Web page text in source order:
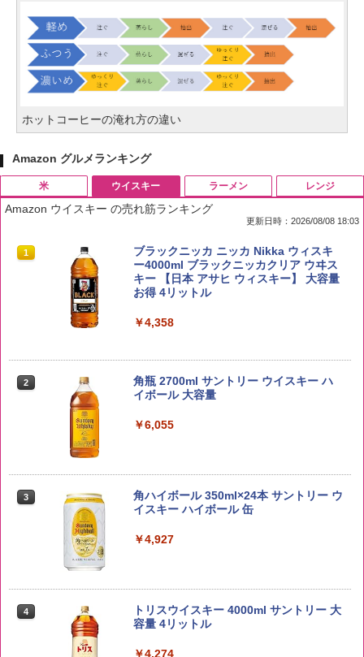
ホットコーヒーの淹れ方の違い
Amazon グルメランキング
米
1 by Amazon 国産ブレンド米 精米 5kg
￥2,650
kg 業務用 お米マイスターブレンド
5kg 長野県産 令和7年産
米 5kg
ウイスキー
Amazon ウイスキー の売れ筋ランキング
更新日時：2026/08/08 18:03
1
ブラックニッカ ニッカ Nikka ウィスキ
ー4000ml ブラックニッカクリア ウヰス
キー 【日本 アサヒ ウィスキー】 大容量
お得 4リットル
￥4,358
2
角瓶 2700ml サントリー ウイスキー ハ
イボール 大容量
￥6,055
3
角ハイボール 350ml×24本 サントリー ウ
イスキー ハイボール 缶
￥4,927
4
トリスウイスキー 4000ml サントリー 大
容量 4リットル
￥4,274
ラーメン レンジ